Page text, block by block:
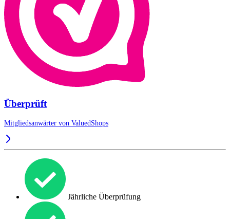
Überprüft
Mitgliedsanwärter von ValuedShops
Jährliche Überprüfung